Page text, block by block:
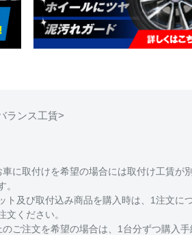
ランス工賃>
車に取付けを希望の場合には取付け工賃が
。
ト及び取付込み商品を購入時は、1注文に
文ください。
ご注文を希望の場合は、1台分ずつ購入手